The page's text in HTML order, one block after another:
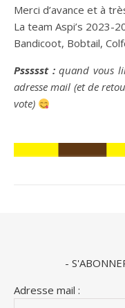
Merci d’avance et à
La team Aspi’s 2023-
Bandicoot, Bobtail,
Pssssst :quand vous
adresse mail (et de
vote)
-
Adresse mail :